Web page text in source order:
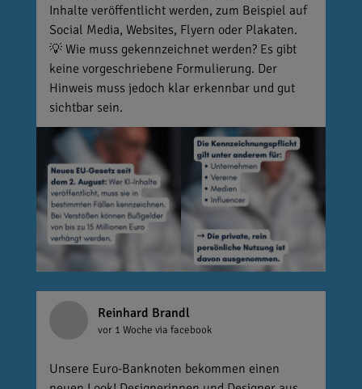
Inhalte veröffentlicht werden, zum Beispiel auf
Social Media, Websites, Flyern oder Plakaten.
💡 Wie muss gekennzeichnet werden? Es gibt
keine vorgeschriebene Formulierung. Der
Hinweis muss jedoch klar erkennbar und gut
sichtbar sein.
Reinhard Brandl
vor 1 Woche via facebook
Unsere Euro-Banknoten bekommen einen